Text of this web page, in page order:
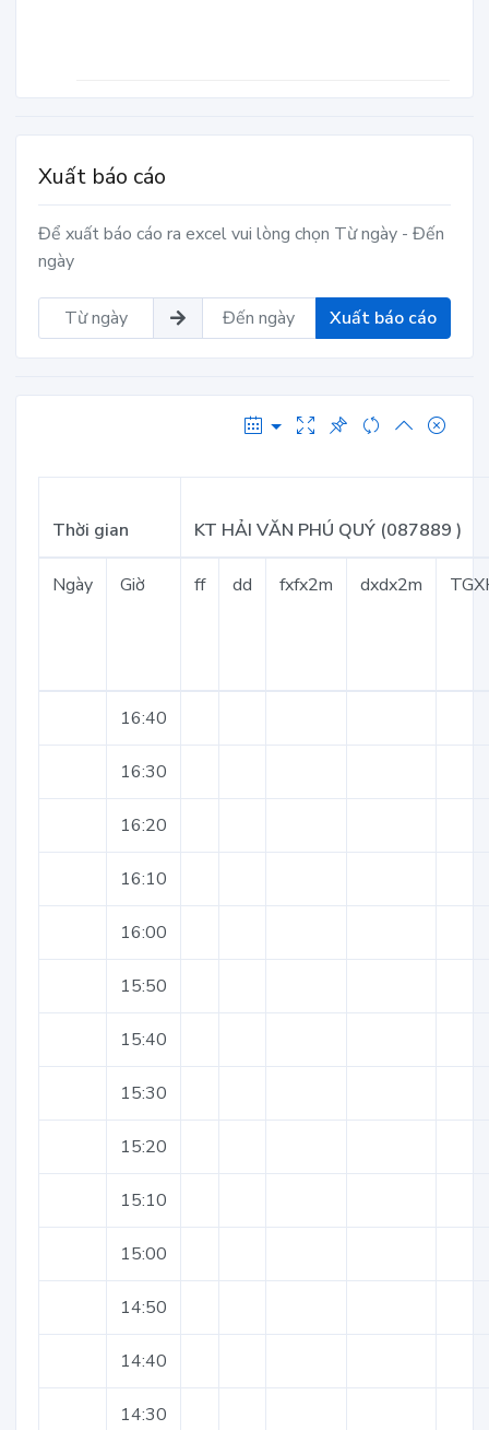
Xuất báo cáo
Để xuất báo cáo ra excel vui lòng chọn Từ ngày - Đến
ngày
Xuất báo cáo
Thời gian KT HẢI VĂN PHÚ QUÝ (087889 )
Ngày Giờ ff dd fxfx2m dxdx2m
16:40
16:30
16:20
16:10
16:00
15:50
15:40
15:30
15:20
15:10
15:00
14:50
14:40
14:30